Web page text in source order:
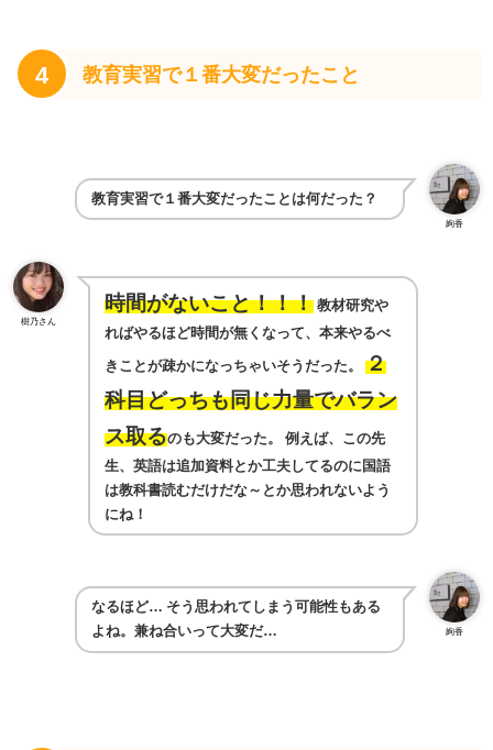
4 教育実習で１番大変だったこと
絢香
教育実習で１番大変だったことは何だった？
樹乃さん
時間がないこと！！！教材研究や
ればやるほど時間が無くなって、本来やるべ
きことが疎かになっちゃいそうだった。
２
科目どっちも同じ力量でバラン
ス取るのも大変だった。
例えば、この先
生、英語は追加資料とか工夫してるのに国語
は教科書読むだけだな～とか思われないよう
にね！
絢香
なるほど… そう思われてしまう可能性もある
よね。兼ね合いって大変だ…